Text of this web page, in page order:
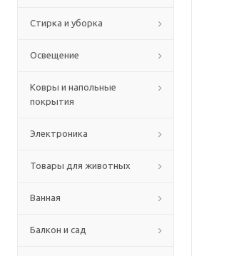
Стирка и уборка
Освещение
Ковры и напольные
покрытия
Электроника
Товары для животных
Ванная
Балкон и сад